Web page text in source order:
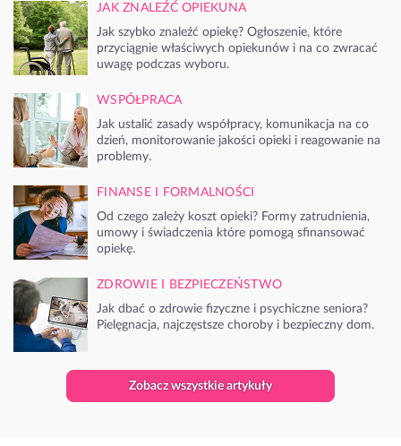
JAK ZNALEŹĆ OPIEKUNA
Jak szybko znaleźć opiekę? Ogłoszenie, które
przyciągnie właściwych opiekunów i na co zwracać
uwagę podczas wyboru.
WSPÓŁPRACA
Jak ustalić zasady współpracy, komunikacja na co
dzień, monitorowanie jakości opieki i reagowanie na
problemy.
FINANSE I FORMALNOŚCI
Od czego zależy koszt opieki? Formy zatrudnienia,
umowy i świadczenia które pomogą sfinansować
opiekę.
ZDROWIE I BEZPIECZEŃSTWO
Jak dbać o zdrowie fizyczne i psychiczne seniora?
Pielęgnacja, najczęstsze choroby i bezpieczny dom.
Zobacz wszystkie artykuły